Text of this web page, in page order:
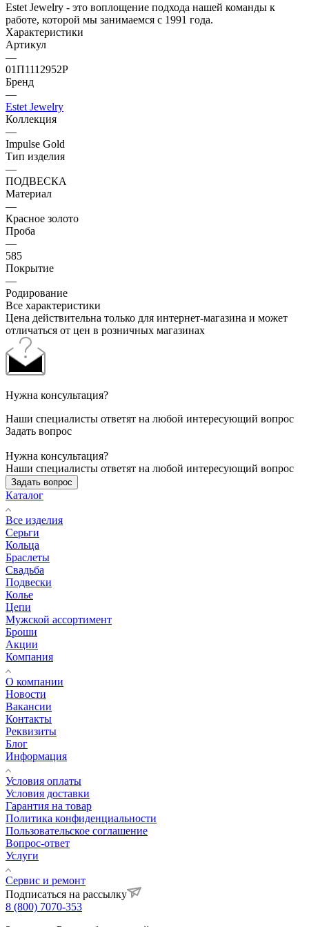
Estet Jewelry - это воплощение подхода нашей команды к
работе, которой мы занимаемся с 1991 года.
Характеристики
Артикул
—
01П1112952Р
Бренд
—
Estet Jewelry
Коллекция
—
Impulse Gold
Тип изделия
—
ПОДВЕСКА
Материал
—
Красное золото
Проба
—
585
Покрытие
—
Родирование
Все характеристики
Цена действительна только для интернет-магазина и может
отличаться от цен в розничных магазинах
Нужна консультация?
Наши специалисты ответят на любой интересующий вопрос
Задать вопрос
Нужна консультация?
Наши специалисты ответят на любой интересующий вопрос
Задать вопрос
Каталог
Все изделия
Серьги
Кольца
Браслеты
Свадьба
Подвески
Колье
Цепи
Мужской ассортимент
Броши
Акции
Компания
О компании
Новости
Вакансии
Контакты
Реквизиты
Блог
Информация
Условия оплаты
Условия доставки
Гарантия на товар
Политика конфиденциальности
Пользовательское соглашение
Вопрос-ответ
Услуги
Сервис и ремонт
Подписаться на рассылку
8 (800) 7070-353